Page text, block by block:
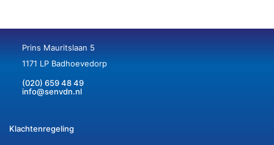
Prins Mauritslaan 5
1171 LP Badhoevedorp
(020) 659 48 49
info@senvdn.nl
Klachtenregeling